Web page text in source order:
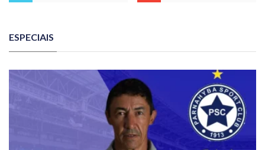
ESPECIAIS